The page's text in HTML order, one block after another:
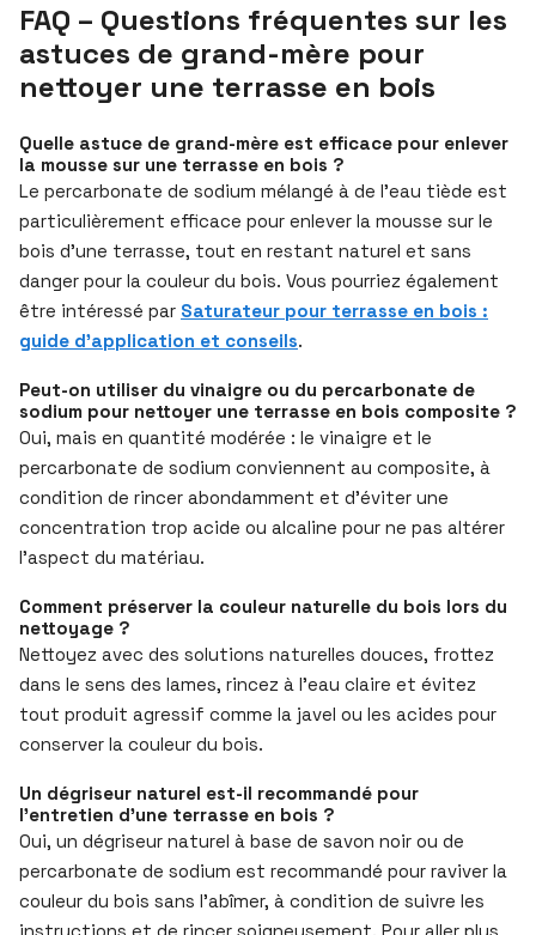
FAQ – Questions fréquentes sur les
astuces de grand-mère pour
nettoyer une terrasse en bois
Quelle astuce de grand-mère est efficace pour enlever
la mousse sur une terrasse en bois ?
Le percarbonate de sodium mélangé à de l’eau tiède est
particulièrement efficace pour enlever la mousse sur le
bois d’une terrasse, tout en restant naturel et sans
danger pour la couleur du bois. Vous pourriez également
être intéressé par Saturateur pour terrasse en bois :
guide d’application et conseils.
Peut-on utiliser du vinaigre ou du percarbonate de
sodium pour nettoyer une terrasse en bois composite ?
Oui, mais en quantité modérée : le vinaigre et le
percarbonate de sodium conviennent au composite, à
condition de rincer abondamment et d’éviter une
concentration trop acide ou alcaline pour ne pas altérer
l’aspect du matériau.
Comment préserver la couleur naturelle du bois lors du
nettoyage ?
Nettoyez avec des solutions naturelles douces, frottez
dans le sens des lames, rincez à l’eau claire et évitez
tout produit agressif comme la javel ou les acides pour
conserver la couleur du bois.
Un dégriseur naturel est-il recommandé pour
l’entretien d’une terrasse en bois ?
Oui, un dégriseur naturel à base de savon noir ou de
percarbonate de sodium est recommandé pour raviver la
couleur du bois sans l’abîmer, à condition de suivre les